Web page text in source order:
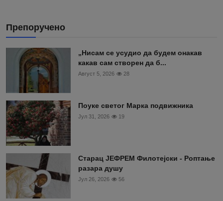
Препоручено
„Нисам се усудио да будем онакав
какав сам створен да б...
Август 5, 2026 28
Поуке светог Марка подвижника
Јул 31, 2026 19
Старац ЈЕФРЕМ Филотејски - Роптање
разара душу
Јул 26, 2026 56